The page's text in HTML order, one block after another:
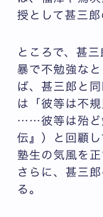
授として甚三郎
ところで、甚
暴で不勉強な
ば、甚三郎と
は「彼等は不
……彼等は殆ど
伝』）と回顧
塾生の気風を
さらに、甚三
る。